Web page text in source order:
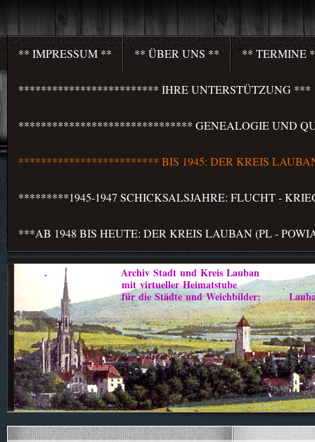
** IMPRESSUM ** ** ÜBER UNS ** ** TERMINE
************************* IHRE UNTERSTÜTZUNG ***
******************************* GENEALOGIE UND
************************* BIS 1945: DER KREIS
*********1945-1947 SCHICKSALSJAHRE: FLUCHT -
***AB 1948 BIS HEUTE: DER KREIS LAUBAN (PL -
. Archiv Stadt und Kreis Lauban
mit virtueller Heimatstube
für die Städte und Weichbilder: Lauban -